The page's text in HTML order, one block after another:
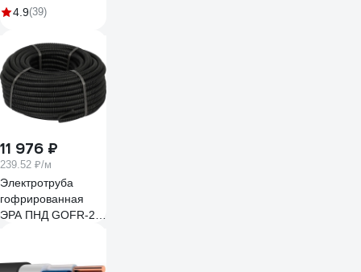
206мм KRANZ KR-
4.9(39)
11 976 ₽
239.52 ₽/м
Электротруба
гофрированная
ЭРА ПНД GOFR-20-
кабелем ВВГ-